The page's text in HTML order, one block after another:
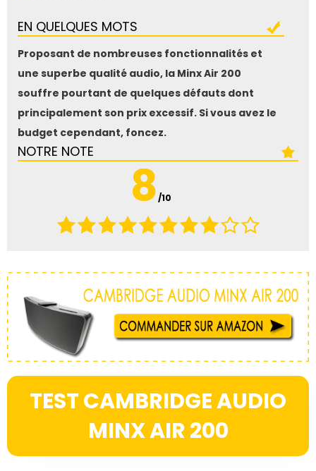
EN QUELQUES MOTS
Proposant de nombreuses fonctionnalités et
une superbe qualité audio, la Minx Air 200
souffre pourtant de quelques défauts dont
principalement son prix excessif. Si vous avez le
budget cependant, foncez.
NOTRE NOTE
8/10
TEST CAMBRIDGE AUDIO
MINX AIR 200